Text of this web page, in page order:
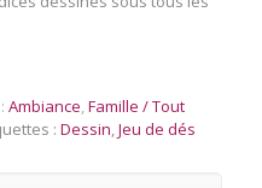
Ambiance Famille / Tout
: Dessin Jeu de dés